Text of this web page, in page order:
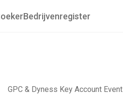
Bedrijvenregister
GPC & Dyness Key Account Event